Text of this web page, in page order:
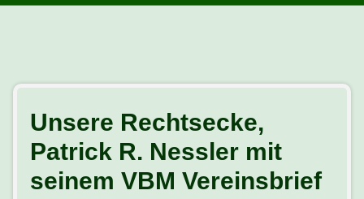
Unsere Rechtsecke,
Patrick R. Nessler mit
seinem VBM Vereinsbrief